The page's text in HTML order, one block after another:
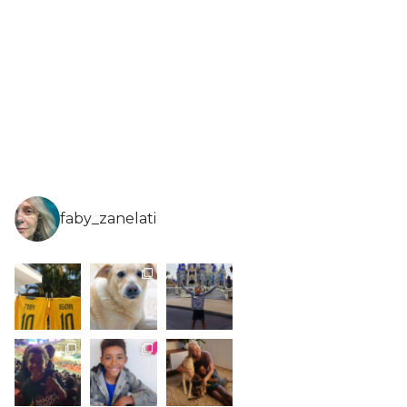
faby_zanelati